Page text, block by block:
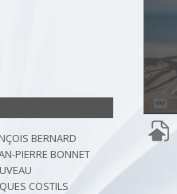
BERNARD
PIERRE BONNET
COSTILS